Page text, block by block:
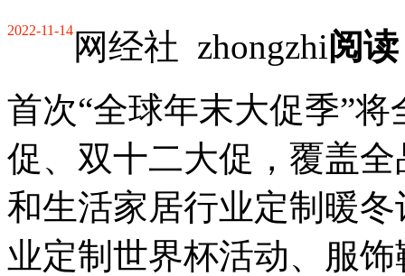
网经社 zhongzhi阅
2022-11-14
首次“全球年末大促季”
促、双十二大促，覆盖
和生活家居行业定制暖
业定制世界杯活动、服